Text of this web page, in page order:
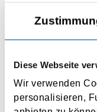
Diese Webseite
Wir verwenden
personalisieren,
City
Country
Phone